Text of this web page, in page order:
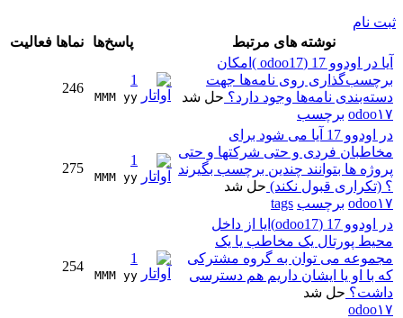
ثبت نام
نوشته های مرتبط
پاسخ‌ها نماها فعالیت
آیا در اودوو 17 (odoo17 )امکان
برچسب‌گذاری روی نامه‌ها جهت
دسته‌بندی نامه‌ها وجود دارد؟ حل شد
odoo۱۷ برچسب
1
MMM yy
246
در اودوو 17 آیا می شود برای
مخاطبان فردی و حتی شرکتها و حتی
پروژه ها بتوانند چندین برچسب بگیرند
؟ (تکراری قبول نکند) حل شد
odoo۱۷ برچسب tags
1
MMM yy
275
در اودوو 17 (odoo17)ایا از داخل
محیط پورتال یک مخاطب یا یک
مجموعه می توان به گروه مشترکی
که با او یا ایشان داریم هم دسترسی
داشت؟ حل شد
odoo۱۷
1
MMM yy
254